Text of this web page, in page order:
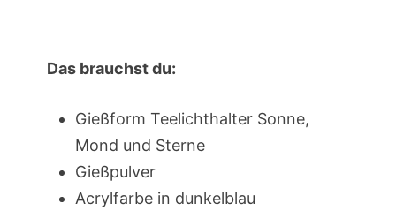
Das brauchst du:
Gießform Teelichthalter Sonne,
Mond und Sterne
Gießpulver
Acrylfarbe in dunkelblau